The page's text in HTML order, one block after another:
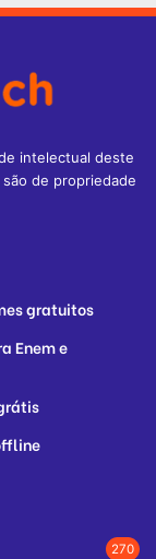
intelectual deste
de propriedade
gratuitos
Enem e
270